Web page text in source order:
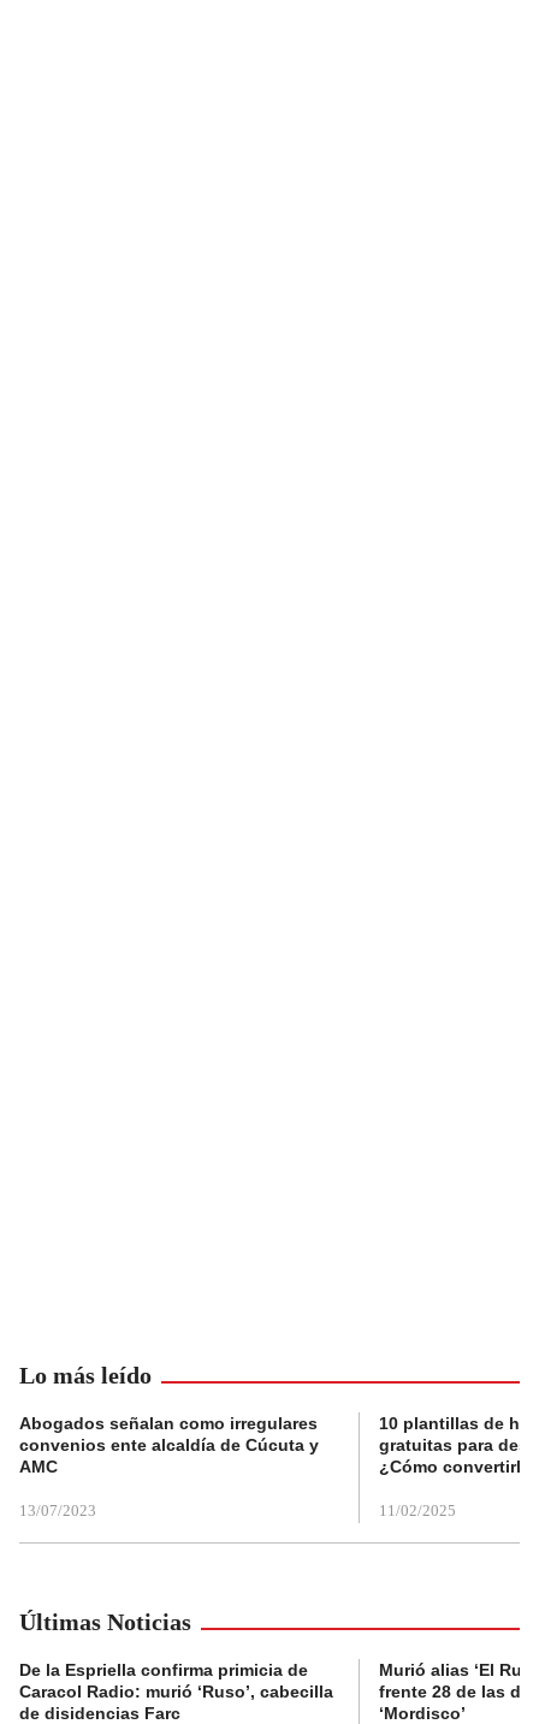
Lo más leído
Abogados señalan como irregulares
convenios ente alcaldía de Cúcuta y
AMC
13/07/2023
10 plantillas de
gratuitas para
¿Cómo convertirla
11/02/2025
Últimas Noticias
De la Espriella confirma primicia de
Caracol Radio: murió ‘Ruso’, cabecilla
de disidencias Farc
Murió alias ‘El
frente 28 de las
‘Mordisco’